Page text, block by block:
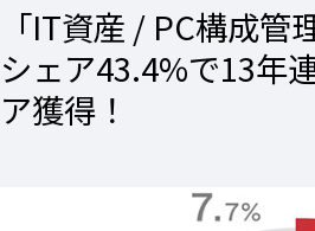
「IT資産 / PC構成管
シェア43.4%で13年
ア獲得！